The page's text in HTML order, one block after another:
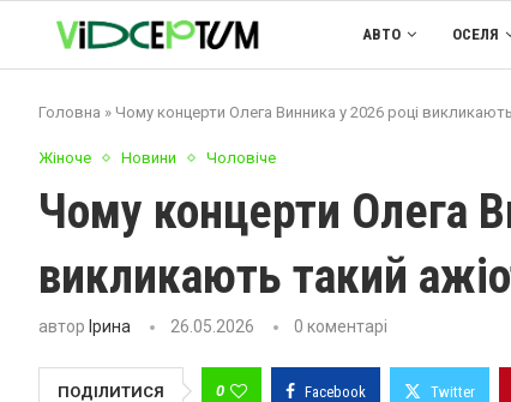
АВТО ОСЕЛЯ
Головна » Чому концерти Олега Винника у 2026 році
Жіноче Новини Чоловіче
Чому концерти Олега
викликають такий
автор Ірина 26.05.2026 0 коментарі
ПОДІЛИТИСЯ 0 Facebook Twitter